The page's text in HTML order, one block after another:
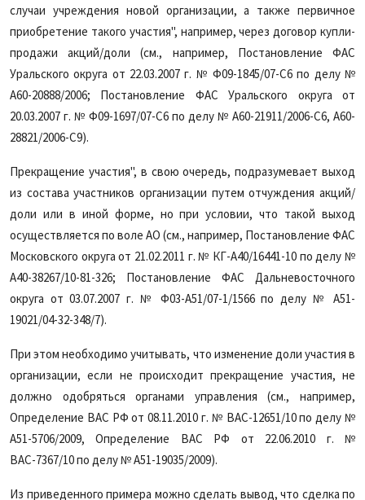
случаи учреждения новой организации, а также первичное
приобретение такого участия", например, через договор купли-
продажи акций/доли (см., например, Постановление ФАС
Уральского округа от 22.03.2007 г. № Ф09-1845/07-С6 по делу №
А60-20888/2006; Постановление ФАС Уральского округа от
20.03.2007 г. № Ф09-1697/07-С6 по делу № А60-21911/2006-С6, А60-
28821/2006-С9).
Прекращение участия", в свою очередь, подразумевает выход
из состава участников организации путем отчуждения акций/
доли или в иной форме, но при условии, что такой выход
осуществляется по воле АО (см., например, Постановление ФАС
Московского округа от 21.02.2011 г. № КГ-А40/16441-10 по делу №
А40-38267/10-81-326; Постановление ФАС Дальневосточного
округа от 03.07.2007 г. № Ф03-А51/07-1/1566 по делу № А51-
19021/04-32-348/7).
При этом необходимо учитывать, что изменение доли участия в
организации, если не происходит прекращение участия, не
должно одобряться органами управления (см., например,
Определение ВАС РФ от 08.11.2010 г. № ВАС-12651/10 по делу №
А51-5706/2009, Определение ВАС РФ от 22.06.2010 г. №
ВАС-7367/10 по делу № А51-19035/2009).
Из приведенного примера можно сделать вывод, что сделка по